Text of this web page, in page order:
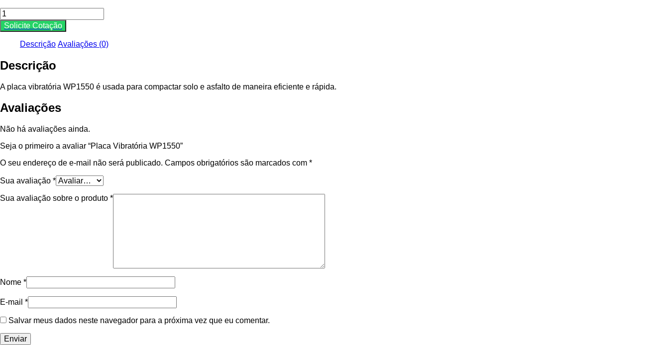
Placa
Vibratória
WP1550
Solicite Cotação
Descrição Avaliações (0)
Descrição
A placa vibratória WP1550 é usada para compactar solo e asfalto de maneira eficiente e rápida.
Avaliações
Não há avaliações ainda.
Seja o primeiro a avaliar “Placa Vibratória WP1550”
O seu endereço de e-mail não será publicado. Campos obrigatórios são marcados com *
Sua avaliação *
Sua avaliação sobre o produto *
Nome *
E-mail *
Salvar meus dados neste navegador para a próxima vez que eu comentar.